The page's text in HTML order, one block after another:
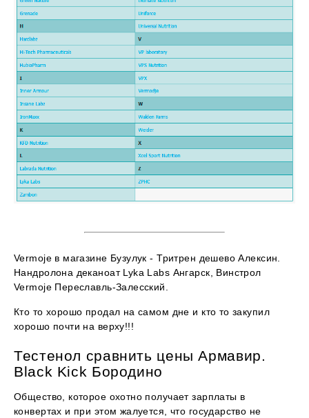
Vermoje в магазине Бузулук - Тритрен дешево Алексин.
Нандролона деканоат Lyka Labs Ангарск, Винстрол
Vermoje Переславль-Залесский.
Кто то хорошо продал на самом дне и кто то закупил
хорошо почти на верху!!!
Тестенол сравнить цены Армавир.
Black Kick Бородино
Общество, которое охотно получает зарплаты в
конвертах и при этом жалуется, что государство не